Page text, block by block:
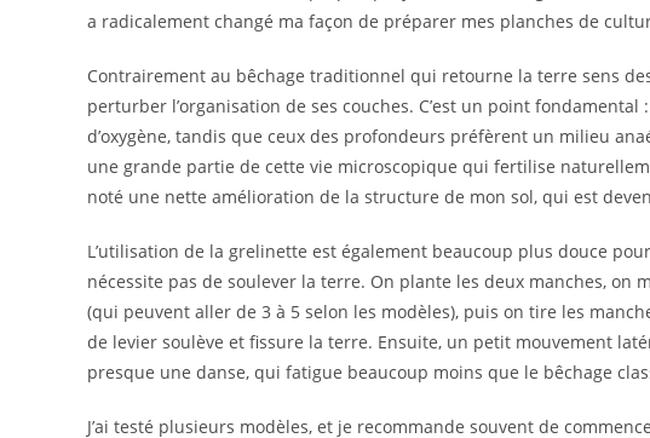
a radicalement changé ma façon de préparer mes planches de
Contrairement au bêchage traditionnel qui retourne la terre sens
perturber l’organisation de ses couches. C’est un point
d’oxygène, tandis que ceux des profondeurs préfèrent un milieu
une grande partie de cette vie microscopique qui fertilise
noté une nette amélioration de la structure de mon sol, qui est
L’utilisation de la grelinette est également beaucoup plus douce
nécessite pas de soulever la terre. On plante les deux manches,
(qui peuvent aller de 3 à 5 selon les modèles), puis on tire les
de levier soulève et fissure la terre. Ensuite, un petit mouvement
presque une danse, qui fatigue beaucoup moins que le bêchage
J’ai testé plusieurs modèles, et je recommande souvent de